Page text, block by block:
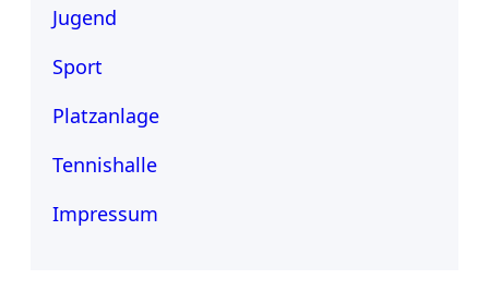
Jugend
Sport
Platzanlage
Tennishalle
Impressum